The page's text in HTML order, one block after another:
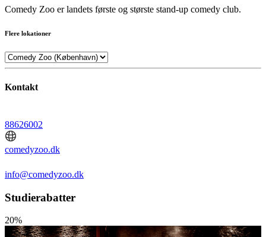
Comedy Zoo er landets første og største stand-up comedy club.
Flere lokationer
Kontakt
88626002
comedyzoo.dk
info@comedyzoo.dk
Studierabatter
20%